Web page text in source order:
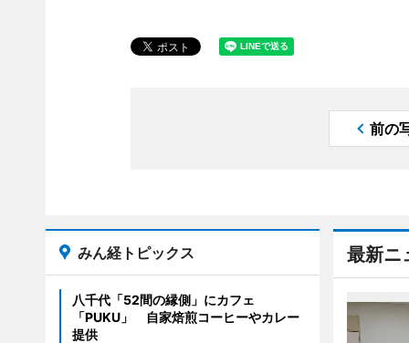
前の
最新ニ
みん経トピックス
八千代「52間の縁側」にカフェ
「PUKU」 自家焙煎コーヒーやカレー
提供